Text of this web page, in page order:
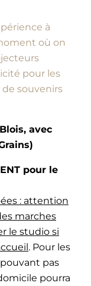
à
où on
pour les
de souvenirs
avec
pour le
: attention
marches
le studio si
. Pour les
pas
pourra